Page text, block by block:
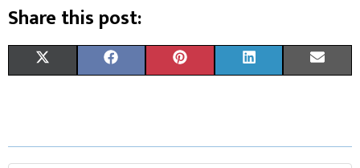
Share this post:
W E T K I